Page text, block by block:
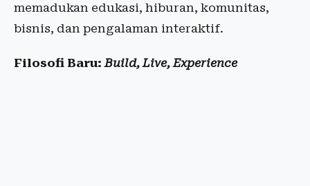
memadukan edukasi, hiburan, komunitas,
bisnis, dan pengalaman interaktif.
Filosofi Baru:Build, Live, Experience